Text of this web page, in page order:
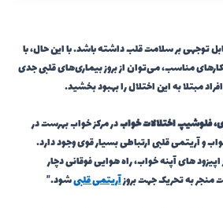
توجهی بر سلامت قلب داشته باشد. با این حال، با
مناسب، می‌توان از بروز بیماری‌های قلبی جدی
مبتلا به این اختلال را بهبود بخشید.
فلوشیپ اختلالات خوابدر مرکز خواب بهرست در
و آریتمی قلبی ارتباطی بسیار قوی وجود دارد.
های آپنه خواب، راه هوایی فوقانی دچار
به تحریک جهت بروزآریتمی قلبیشود.”